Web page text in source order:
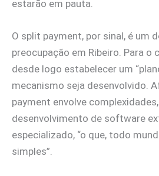
estarão em pauta.
O split payment, por sinal, é um
preocupação em Ribeiro. Para o
desde logo estabelecer um
mecanismo seja desenvolvido.
payment envolve
desenvolvimento de software
especializado, “o que, todo
simples”.